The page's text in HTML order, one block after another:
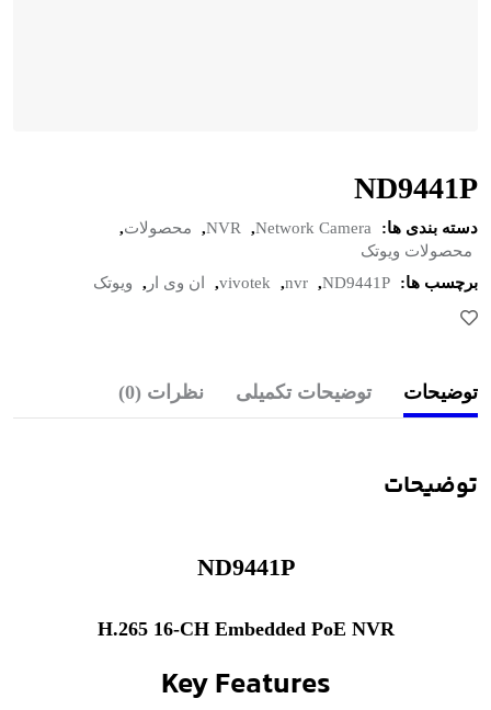
ND9441P
دسته بندی ها: Network Camera
,
NVR
, محصولات,
محصولات ویوتک
برچسب ها:
ND9441P
,
nvr
,
vivotek
, ان وی ار , ویوتک
توضیحات توضیحات تکمیلی نظرات (0)
توضیحات
ND9441P
H.265 16-CH Embedded PoE NVR
Key Features